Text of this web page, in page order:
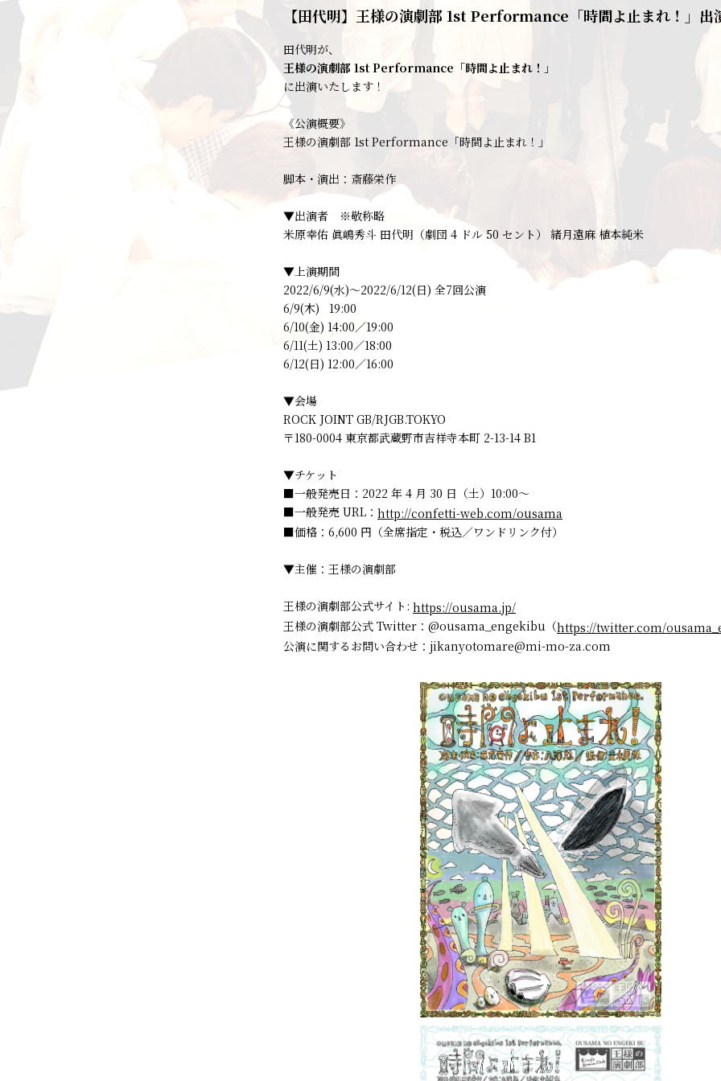
【田代明】王様の演劇部 1st Performance「時間よ止まれ！」出
田代明が、
王様の演劇部 1st Performance「時間よ止まれ！」
に出演いたします！
《公演概要》
王様の演劇部 1st Performance「時間よ止まれ！」
脚本・演出：斎藤栄作
▼出演者 ※敬称略
米原幸佑 眞嶋秀斗 田代明（劇団 4 ドル 50 セント） 緒月遠麻 植本純米
▼上演期間
2022/6/9(水)～2022/6/12(日) 全7回公演
6/9(木) 19:00
6/10(金) 14:00／19:00
6/11(土) 13:00／18:00
6/12(日) 12:00／16:00
▼会場
ROCK JOINT GB/RJGB.TOKYO
〒180-0004 東京都武蔵野市吉祥寺本町 2-13-14 B1
▼チケット
■一般発売日：2022 年 4 月 30 日（土）10:00～
■一般発売 URL： http://confetti-web.com/ousama
■価格：6,600 円（全席指定・税込／ワンドリンク付）
▼主催：王様の演劇部
王様の演劇部公式サイト: https://ousama.jp/
王様の演劇部公式 Twitter：@ousama_engekibu（https://twitter.com/
公演に関するお問い合わせ：jikanyotomare@mi-mo-za.com